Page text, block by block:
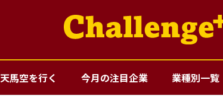
天馬空を行く 今月の注目企業 業種別一覧